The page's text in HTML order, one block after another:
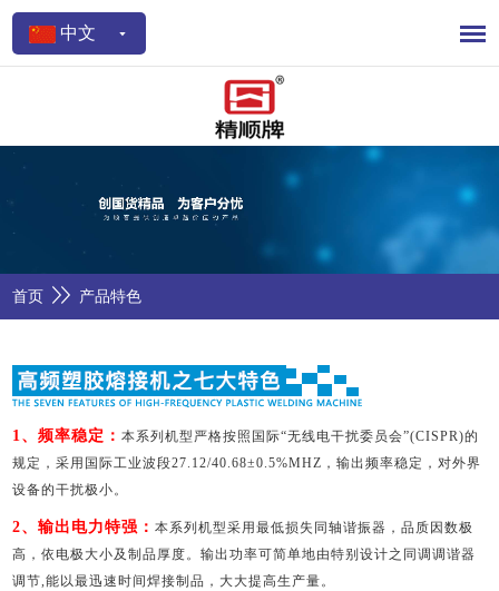
中文
首页 产品特色
1、频率稳定：本系列机型严格按照国际“无线电干扰委员会”(CISPR)的
规定，采用国际工业波段27.12/40.68±0.5%MHZ，输出频率稳定，对外界
设备的干扰极小。
2、输出电力特强：本系列机型采用最低损失同轴谐振器，品质因数极
高，依电极大小及制品厚度。输出功率可简单地由特别设计之同调调谐器
调节,能以最迅速时间焊接制品，大大提高生产量。